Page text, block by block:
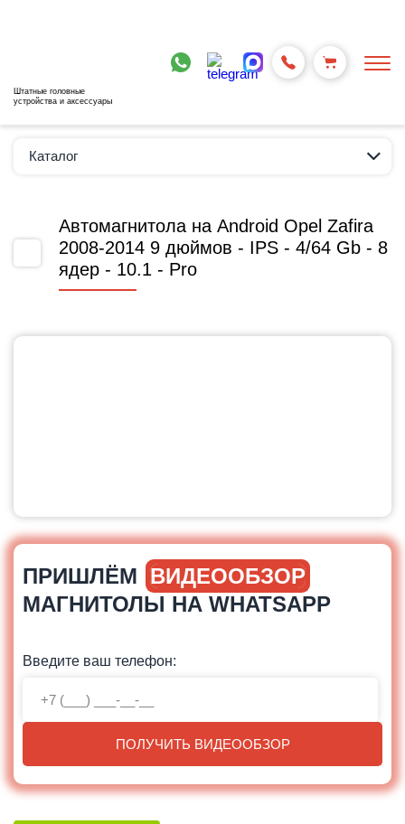
Штатные головные
устройства и аксессуары
Каталог
Автомагнитола на Android Opel Zafirа
2008-2014 9 дюймов - IPS - 4/64 Gb - 8
ядер - 10.1 - Pro
ПРИШЛЁМ ВИДЕООБЗОР
МАГНИТОЛЫ НА WHATSAPP
Введите ваш телефон:
ПОЛУЧИТЬ ВИДЕООБЗОР